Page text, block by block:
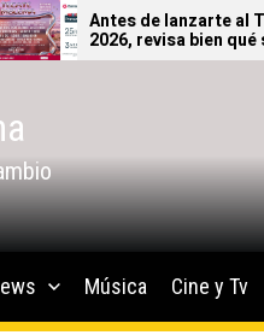
al Tecate Emblema
bien qué sí y qué no
al festival.
Música Cine y Tv